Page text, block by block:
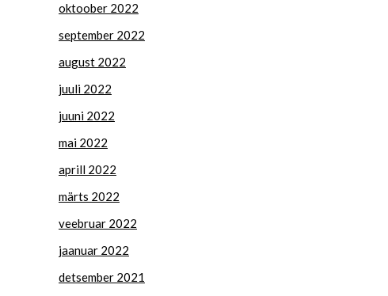
oktoober 2022
september 2022
august 2022
juuli 2022
juuni 2022
mai 2022
aprill 2022
märts 2022
veebruar 2022
jaanuar 2022
detsember 2021